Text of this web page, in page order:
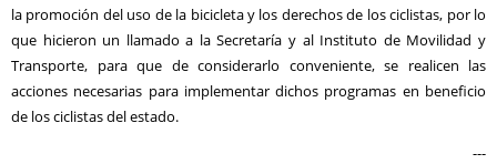
la promoción del uso de la bicicleta y los derechos de los ciclistas, por lo
que hicieron un llamado a la Secretaría y al Instituto de Movilidad y
Transporte, para que de considerarlo conveniente, se realicen las
acciones necesarias para implementar dichos programas en beneficio
de los ciclistas del estado.
---